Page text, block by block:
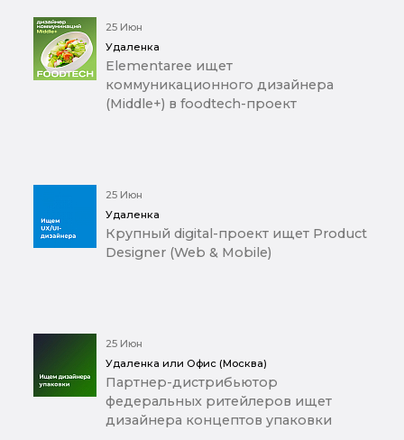
25 Июн
Удаленка
Elementaree ищет
коммуникационного дизайнера
(Middle+) в foodtech-проект
25 Июн
Удаленка
Крупный digital-проект ищет Product
Designer (Web & Mobile)
25 Июн
Удаленка или Офис (Москва)
Партнер-дистрибьютор
федеральных ритейлеров ищет
дизайнера концептов упаковки